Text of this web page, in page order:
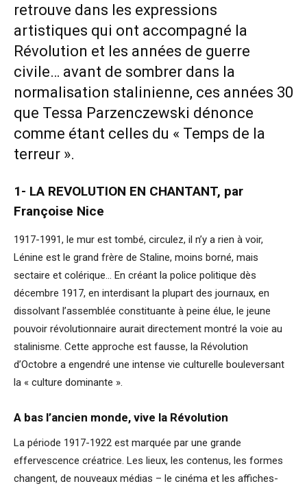
retrouve dans les expressions
artistiques qui ont accompagné la
Révolution et les années de guerre
civile… avant de sombrer dans la
normalisation stalinienne, ces années 30
que Tessa Parzenczewski dénonce
comme étant celles du « Temps de la
terreur ».
1- LA REVOLUTION EN CHANTANT, par
Françoise Nice
1917-1991, le mur est tombé, circulez, il n’y a rien à voir,
Lénine est le grand frère de Staline, moins borné, mais
sectaire et colérique… En créant la police politique dès
décembre 1917, en interdisant la plupart des journaux, en
dissolvant l’assemblée constituante à peine élue, le jeune
pouvoir révolutionnaire aurait directement montré la voie au
stalinisme. Cette approche est fausse, la Révolution
d’Octobre a engendré une intense vie culturelle bouleversant
la « culture dominante ».
A bas l’ancien monde, vive la Révolution
La période 1917-1922 est marquée par une grande
effervescence créatrice. Les lieux, les contenus, les formes
changent, de nouveaux médias – le cinéma et les affiches-